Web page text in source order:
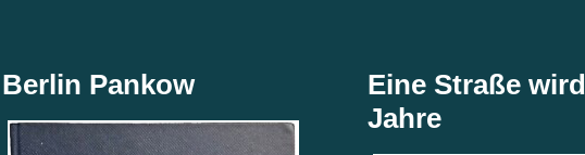
Berlin Pankow
Eine Straße
Jahre